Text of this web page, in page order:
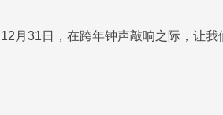
12月31日，在跨年钟声敲响之际，让